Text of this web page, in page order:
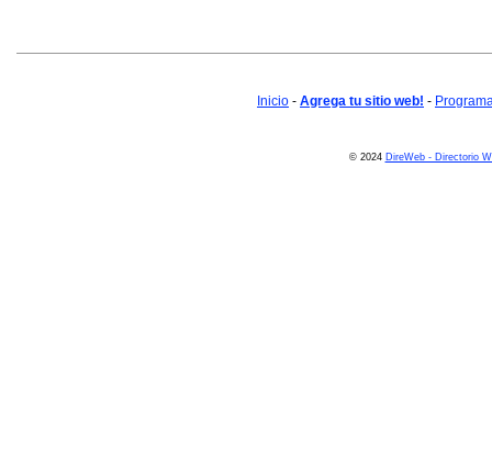
Inicio - Agrega tu sitio web! -
© 2024 DireWeb - Directorio